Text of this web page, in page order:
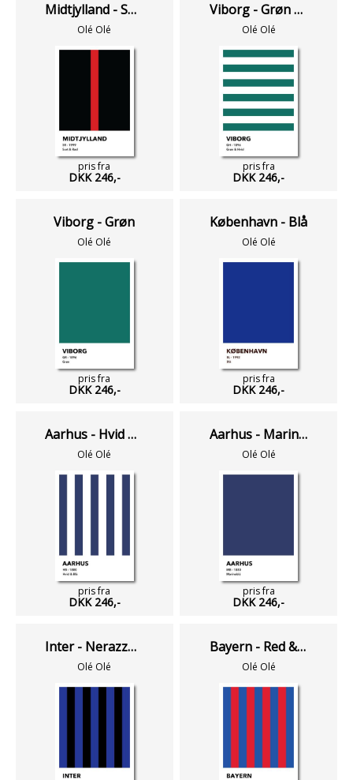
Midtjylland - Sort & Rød
Olé Olé
pris fra
DKK 246,-
Viborg - Grøn & Hvid
Olé Olé
pris fra
DKK 246,-
Viborg - Grøn
Olé Olé
pris fra
DKK 246,-
København - Blå
Olé Olé
pris fra
DKK 246,-
Aarhus - Hvid & Blå
Olé Olé
pris fra
DKK 246,-
Aarhus - Marineblå
Olé Olé
pris fra
DKK 246,-
Inter - Nerazzurri Stripes
Olé Olé
Bayern - Red & Blue
Olé Olé